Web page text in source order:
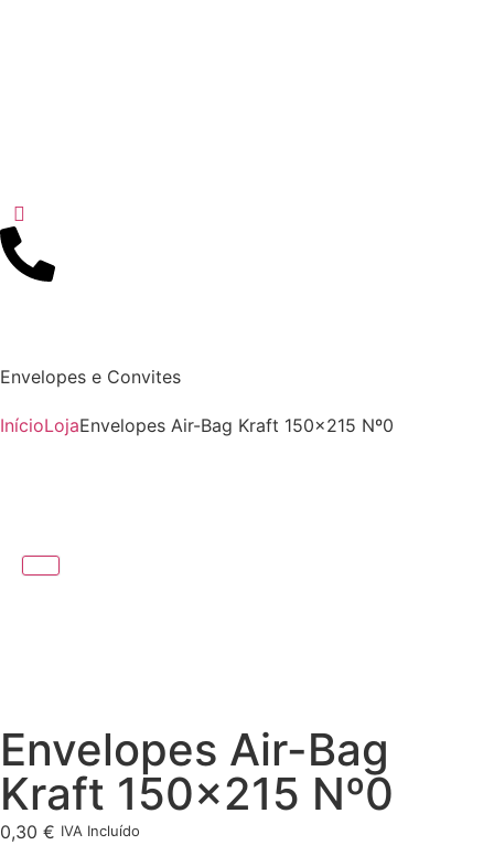
Envelopes e Convites
InícioLojaEnvelopes Air-Bag Kraft 150×215 Nº0
Envelopes Air-Bag
Kraft 150×215 Nº0
0,30 € IVA Incluído